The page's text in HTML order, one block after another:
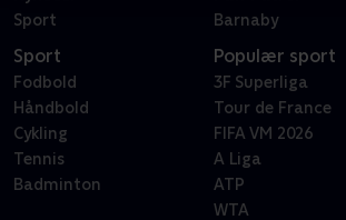
Sport
Barnaby
Sport
Fodbold
Håndbold
Cykling
Tennis
Badminton
Populær sport
3F Superliga
Tour de France
FIFA VM 2026
A Liga
ATP
WTA